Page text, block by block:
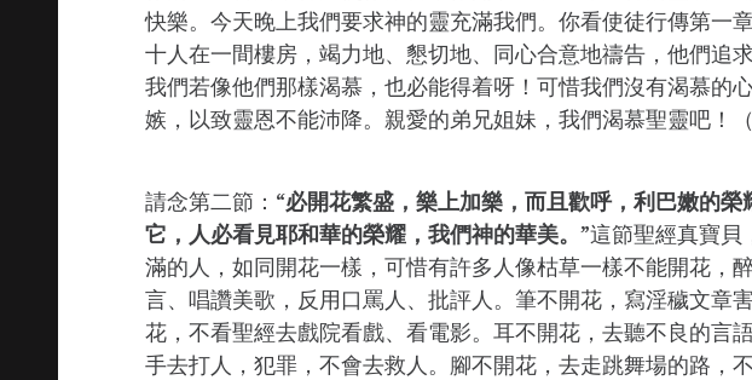
快樂。今天晚上我們要求神的靈充滿我們。你看使徒行傳第一
十人在一間樓房，竭力地、懇切地、同心合意地禱告，他們追
我們若像他們那樣渴慕，也必能得着呀！可惜我們沒有渴慕的
嫉，以致靈恩不能沛降。親愛的弟兄姐妹，我們渴慕聖靈吧！（
請念第二節：“必開花繁盛，樂上加樂，而且歡呼，利巴嫩的
它，人必看見耶和華的榮耀，我們神的華美。 ”這節聖經真寶
滿的人，如同開花一樣，可惜有許多人像枯草一樣不能開花，
言、唱讚美歌，反用口罵人、批評人。筆不開花，寫淫穢文章
花，不看聖經去戲院看戲、看電影。耳不開花，去聽不良的言
手去打人，犯罪，不會去救人。腳不開花，去走跳舞場的路，